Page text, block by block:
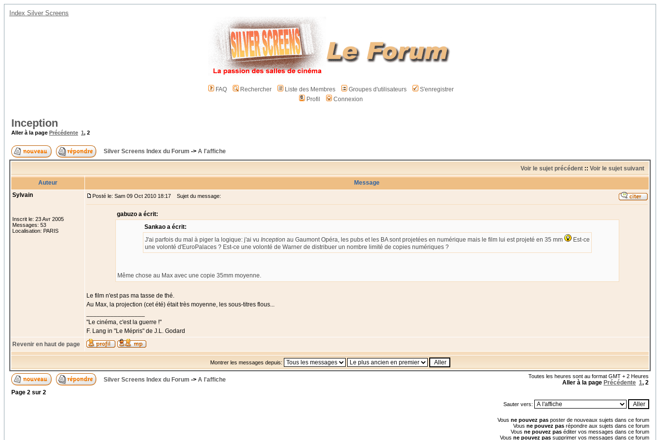
Index Silver Screens
FAQ Rechercher Liste des Membres Groupes d'utilisateurs
S'enregistrer
Profil
Connexion
Inception
Aller à la page Précédente 1, 2
Silver Screens Index du Forum -> A l'affiche
Voir le sujet précédent :: Voir le sujet suivant
Auteur
Message
Sylvain
Inscrit le: 23 Avr 2005
Messages: 53
Localisation: PARIS
Posté le: Sam 09 Oct 2010 18:17 Sujet du message:
gabuzo a écrit:
Sankao a écrit:
J'ai parfois du mal à piger la logique: j'ai vu Inception au Gaumont Opéra, les pubs et les BA sont projetées en numérique mais le film lui est projeté en 35 mm
Est-ce
une volonté d'EuroPalaces ? Est-ce une volonté de Warner de distribuer un nombre limité de copies numériques ?
Même chose au Max avec une copie 35mm moyenne.
Le film n'est pas ma tasse de thé.
Au Max, la projection (cet été) était très moyenne, les sous-titres flous...
"Le cinéma, c'est la guerre !"
F. Lang in "Le Mépris" de J.L. Godard
Revenir en haut de page
Montrer les messages depuis:
Silver Screens Index du Forum -> A l'affiche Toutes les heures sont au format GMT + 2 Heures
Aller à la page Précédente 1, 2
Page 2 sur 2
Sauter vers:
Vous ne pouvez pas poster de nouveaux sujets dans ce forum
Vous ne pouvez pas répondre aux sujets dans ce forum
Vous ne pouvez pas éditer vos messages dans ce forum
Vous ne pouvez pas supprimer vos messages dans ce forum